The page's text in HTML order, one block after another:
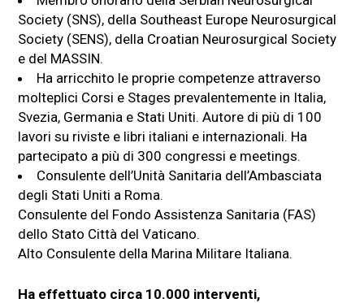
Society (SNS), della Southeast Europe Neurosurgical
Society (SENS), della Croatian Neurosurgical Society
e del MASSIN.
Ha arricchito le proprie competenze attraverso
molteplici Corsi e Stages prevalentemente in Italia,
Svezia, Germania e Stati Uniti. Autore di più di 100
lavori su riviste e libri italiani e internazionali. Ha
partecipato a più di 300 congressi e meetings.
Consulente dell’Unità Sanitaria dell’Ambasciata
degli Stati Uniti a Roma.
Consulente del Fondo Assistenza Sanitaria (FAS)
dello Stato Città del Vaticano.
Alto Consulente della Marina Militare Italiana.
Ha effettuato circa 10.000 interventi,